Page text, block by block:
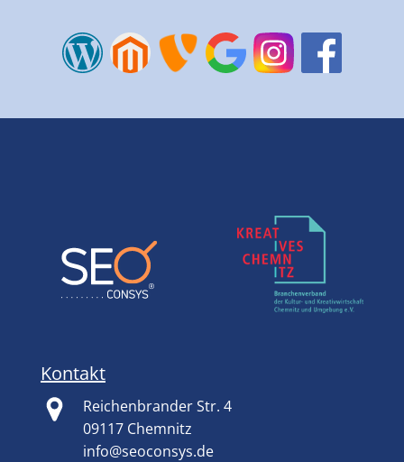
Kontakt
Reichenbrander Str. 4
09117 Chemnitz
info@seoconsys.de